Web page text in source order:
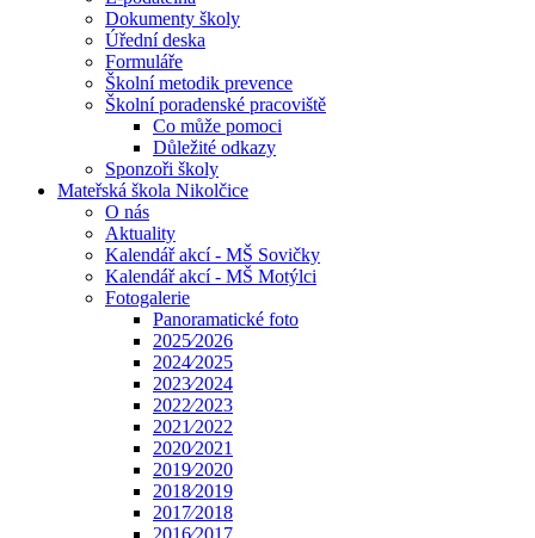
Dokumenty školy
Úřední deska
Formuláře
Školní metodik prevence
Školní poradenské pracoviště
Co může pomoci
Důležité odkazy
Sponzoři školy
Mateřská škola Nikolčice
O nás
Aktuality
Kalendář akcí - MŠ Sovičky
Kalendář akcí - MŠ Motýlci
Fotogalerie
Panoramatické foto
2025⁄2026
2024⁄2025
2023⁄2024
2022⁄2023
2021⁄2022
2020⁄2021
2019⁄2020
2018⁄2019
2017⁄2018
2016⁄2017